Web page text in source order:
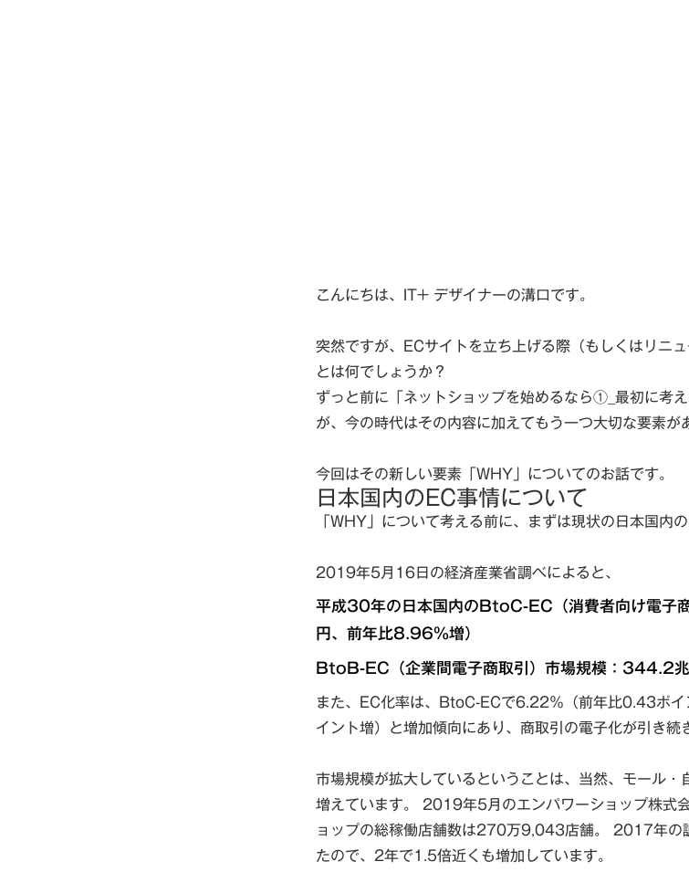
こんにちは、IT+ デザイナーの溝口です。
突然ですが、ECサイトを立ち上げる際（もしくはリニ
とは何でしょうか？
ずっと前に「ネットショップを始めるなら①_最初に考
が、今の時代はその内容に加えてもう一つ大切な要素が
今回はその新しい要素「WHY」についてのお話です。
日本国内のEC事情について
「WHY」について考える前に、まずは現状の日本国内
2019年5月16日の経済産業省調べによると、
平成30年の日本国内のBtoC-EC（消費者向け電
円、前年比8.96％増）
BtoB-EC（企業間電子商取引）市場規模：344.2
また、EC化率は、BtoC-ECで6.22％（前年比0.43ポ
イント増）と増加傾向にあり、商取引の電子化が引き続
市場規模が拡大しているということは、当然、モール
増えています。 2019年5月のエンパワーショップ株式
ョップの総稼働店舗数は270万9,043店舗。 2017年
たので、2年で1.5倍近くも増加しています。